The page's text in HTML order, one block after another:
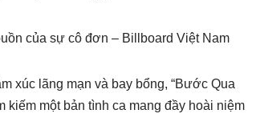
của sự cô đơn – Billboard Việt Nam
xúc lãng mạn và bay bổng, “Bước Qua
kiếm một bản tình ca mang đầy hoài niệm